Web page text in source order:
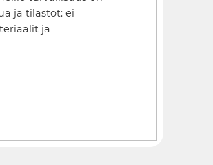
ja tilastot: ei
ja